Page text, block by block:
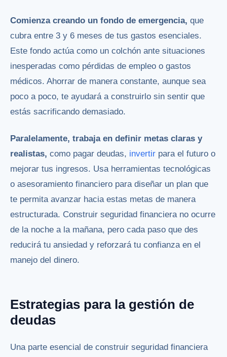
Comienza creando un fondo de emergencia, que
cubra entre 3 y 6 meses de tus gastos esenciales.
Este fondo actúa como un colchón ante situaciones
inesperadas como pérdidas de empleo o gastos
médicos. Ahorrar de manera constante, aunque sea
poco a poco, te ayudará a construirlo sin sentir que
estás sacrificando demasiado.
Paralelamente, trabaja en definir metas claras y
realistas, como pagar deudas, invertir para el futuro o
mejorar tus ingresos. Usa herramientas tecnológicas
o asesoramiento financiero para diseñar un plan que
te permita avanzar hacia estas metas de manera
estructurada. Construir seguridad financiera no ocurre
de la noche a la mañana, pero cada paso que des
reducirá tu ansiedad y reforzará tu confianza en el
manejo del dinero.
Estrategias para la gestión de
deudas
Una parte esencial de construir seguridad financiera